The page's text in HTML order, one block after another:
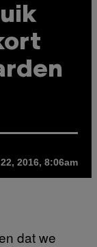
2016, 8:06am
dat we